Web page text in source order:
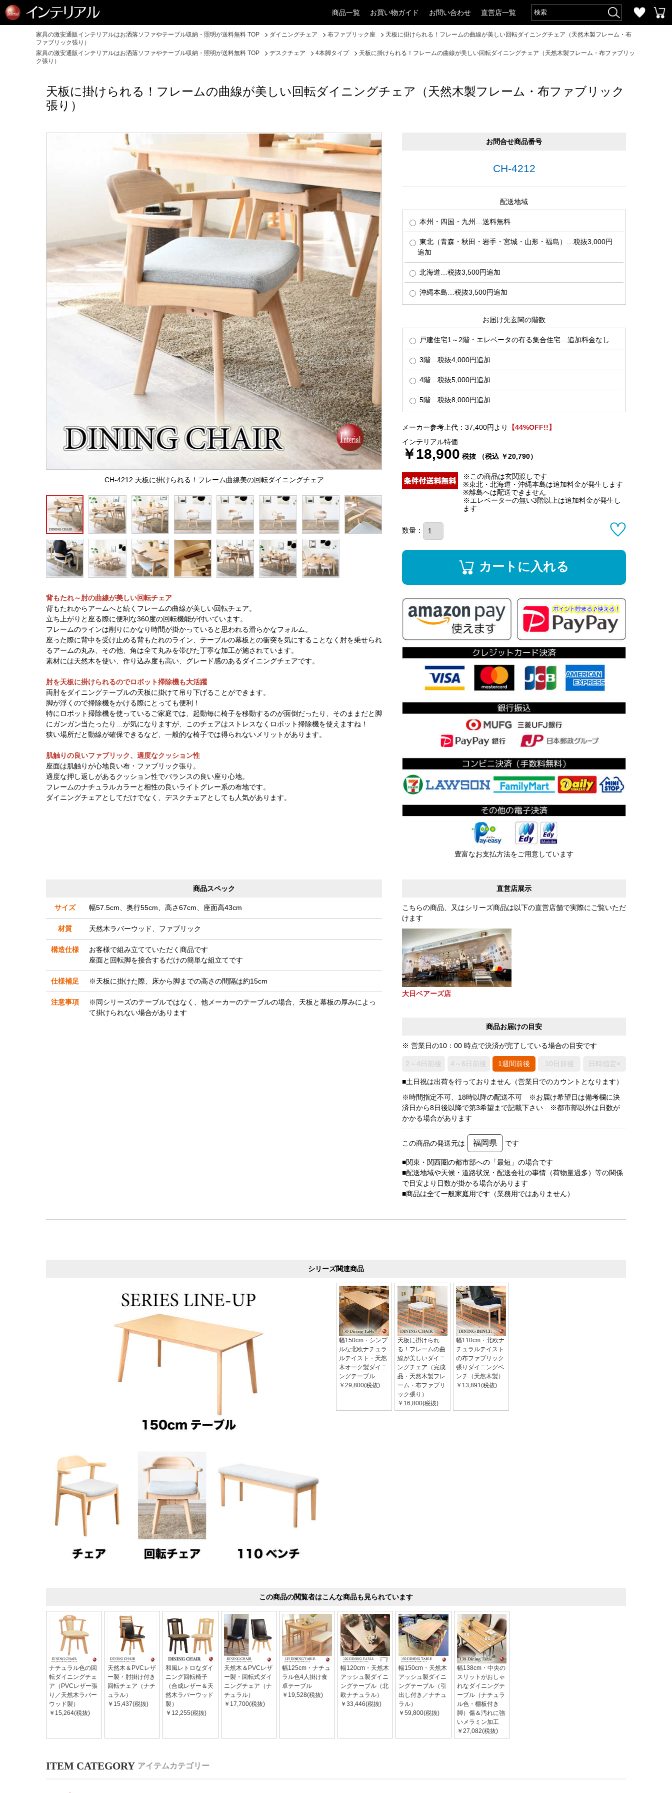
商品一覧 お買い物ガイド お問い合わせ 直営店一覧
家具の激安通販インテリアルはお洒落ソファやテーブル収納・照明が送料無料 TOP ダイニングチェア 布ファブリック座
天板に掛けられる！フレームの曲線が美しい回転ダイニングチェア（天然木製フレーム・布
ファブリック張り）
家具の激安通販インテリアルはお洒落ソファやテーブル収納・照明が送料無料 TOP
デスクチェア 4本脚タイプ
天板に掛けられる！フレームの曲線が美しい回転ダイニングチェア（天然木製フレーム・布ファブリッ
ク張り）
天板に掛けられる！フレームの曲線が美しい回転ダイニングチェア（天然木製フレーム・布ファブリック
張り）
CH-4212 天板に掛けられる！フレーム曲線美の回転ダイニングチェア
背もたれ～肘の曲線が美しい回転チェア
背もたれからアームへと続くフレームの曲線が美しい回転チェア。
立ち上がりと座る際に便利な360度の回転機能が付いています。
フレームのラインは削りにかなり時間が掛かっていると思われる滑らかなフォルム。
座った際に背中を受け止める背もたれのライン、テーブルの幕板との衝突を気にすることなく肘を乗せられ
るアームの丸み、その他、角は全て丸みを帯びた丁寧な加工が施されています。
素材には天然木を使い、作り込み度も高い、グレード感のあるダイニングチェアです。
肘を天板に掛けられるのでロボット掃除機も大活躍
両肘をダイニングテーブルの天板に掛けて吊り下げることができます。
脚が浮くので掃除機をかける際にとっても便利！
特にロボット掃除機を使っているご家庭では、起動毎に椅子を移動するのが面倒だったり、そのままだと脚
にガンガン当たったり…が気になりますが、このチェアはストレスなくロボット掃除機を使えますね！
狭い場所だと動線が確保できるなど、一般的な椅子では得られないメリットがあります。
肌触りの良いファブリック、適度なクッション性
座面は肌触りが心地良い布・ファブリック張り。
適度な押し返しがあるクッション性でバランスの良い座り心地。
フレームのナチュラルカラーと相性の良いライトグレー系の布地です。
ダイニングチェアとしてだけでなく、デスクチェアとしても人気があります。
お問合せ商品番号
CH-4212
配送地域
本州・四国・九州…送料無料
東北（青森・秋田・岩手・宮城・山形・福島）…税抜3,000円
追加
北海道…税抜3,500円追加
沖縄本島…税抜3,500円追加
お届け先玄関の階数
戸建住宅1～2階・エレベータの有る集合住宅…追加料金なし
3階…税抜4,000円追加
4階…税抜5,000円追加
5階…税抜8,000円追加
メーカー参考上代：37,400円より
【44%OFF!!】
インテリアル特価
￥18,900 税抜 （税込 ￥20,790）
※この商品は玄関渡しです
※東北・北海道・沖縄本島は追加料金が発生します
※離島へは配送できません
※エレベーターの無い3階以上は追加料金が発生し
ます
数量：
カートに入れる
豊富なお支払方法をご用意しています
直営店展示
こちらの商品、又はシリーズ商品は以下の直営店舗で実際にご覧いただ
けます
大日ベアーズ店
商品お届けの目安
※ 営業日の10：00 時点で決済が完了している場合の目安です
2～4日前後 4～6日前後 1週間前後 10日前後 日時指定×
■土日祝は出荷を行っておりません（営業日でのカウントとなります）
※時間指定不可、18時以降の配送不可 ※お届け希望日は備考欄に決
済日から8日後以降で第3希望まで記載下さい ※都市部以外は日数が
かかる場合があります
この商品の発送元は 福岡県 です
■関東・関西圏の都市部への「最短」の場合です
■配送地域や天候・道路状況・配送会社の事情（荷物量過多）等の関係
で目安より日数が掛かる場合があります
■商品は全て一般家庭用です（業務用ではありません）
商品スペック
サイズ 幅57.5cm、奥行55cm、高さ67cm、座面高43cm
材質 天然木ラバーウッド、ファブリック
構造仕様
お客様で組み立てていただく商品です
座面と回転脚を接合するだけの簡単な組立てです
仕様補足 ※天板に掛けた際、床から脚までの高さの間隔は約15cm
注意事項
※同シリーズのテーブルではなく、他メーカーのテーブルの場合、天板と幕板の厚みによっ
て掛けられない場合があります
シリーズ関連商品
幅150cm・シンプ
ルな北欧ナチュラ
ルテイスト・天然
木オーク製ダイニ
ングテーブル
￥29,800(税抜)
天板に掛けられ
る！フレームの曲
線が美しいダイニ
ングチェア（完成
品・天然木製フレ
ーム・布ファブリ
ック張り）
￥16,800(税抜)
幅110cm・北欧ナ
チュラルテイスト
の布ファブリック
張りダイニングベ
ンチ（天然木製）
￥13,891(税抜)
この商品の閲覧者はこんな商品も見られています
ナチュラル色の回
転ダイニングチェ
ア（PVCレザー張
り／天然木ラバー
ウッド製）
￥15,264(税抜)
天然木＆PVCレザ
ー製・肘掛け付き
回転チェア（ナチ
ュラル）
￥15,437(税抜)
和風レトロなダイ
ニング回転椅子
（合成レザー＆天
然木ラバーウッド
製）
￥12,255(税抜)
天然木＆PVCレザ
ー製・回転式ダイ
ニングチェア（ナ
チュラル）
￥17,700(税抜)
幅125cm・ナチュ
ラル色4人掛け食
卓テーブル
￥19,528(税抜)
幅120cm・天然木
アッシュ製ダイニ
ングテーブル（北
欧ナチュラル）
￥33,446(税抜)
幅150cm・天然木
アッシュ製ダイニ
ングテーブル（引
出し付き／ナチュ
ラル）
￥59,800(税抜)
幅138cm・中央の
スリットがおしゃ
れなダイニングテ
ーブル（ナチュラ
ル色・棚板付き
脚）傷＆汚れに強
いメラミン加工
￥27,082(税抜)
アイテムカテゴリー